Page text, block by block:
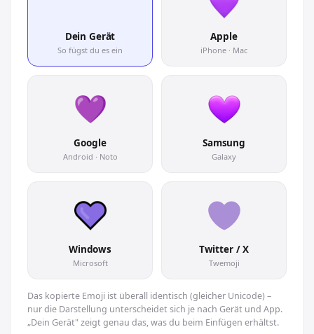
Dein Gerät
So fügst du es ein
Apple
iPhone · Mac
Google
Android · Noto
Samsung
Galaxy
Windows
Microsoft
Twitter / X
Twemoji
Das kopierte Emoji ist überall identisch (gleicher Unicode) –
nur die Darstellung unterscheidet sich je nach Gerät und App.
„Dein Gerät" zeigt genau das, was du beim Einfügen erhältst.